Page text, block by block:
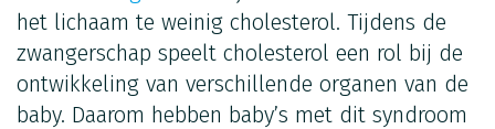
het lichaam te weinig cholesterol. Tijdens de
zwangerschap speelt cholesterol een rol bij de
ontwikkeling van verschillende organen van de
baby. Daarom hebben baby’s met dit syndroom